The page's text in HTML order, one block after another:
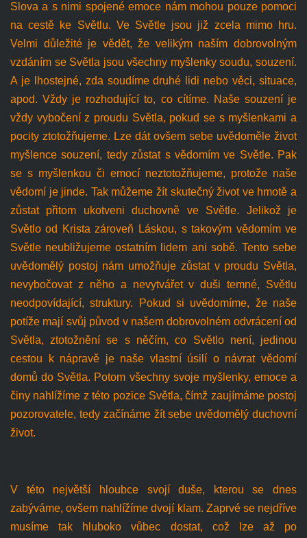
Slova a s nimi spojené emoce nám mohou pouze pomoci
na cestě ke Světlu. Ve Světle jsou již zcela mimo hru.
Velmi důležité je vědět, že velikým naším dobrovolným
vzdáním se Světla jsou všechny myšlenky soudu, souzení.
A je lhostejné, zda soudíme druhé lidi nebo věci, situace,
apod. Vždy je rozhodující to, co cítíme. Naše souzení je
vždy vybočení z proudu Světla, pokud se s myšlenkami a
pocity ztotožňujeme. Lze dát ovšem sebe uvědoměle život
myšlence souzení, tedy zůstat s vědomím ve Světle. Pak
se s myšlenkou či emocí neztotožňujeme, protože naše
vědomí je jinde. Tak můžeme žít skutečný život ve hmotě a
zůstat přitom ukotveni duchovně ve Světle. Jelikož je
Světlo od Krista zároveň Láskou, s takovým vědomím ve
Světle neubližujeme ostatním lidem ani sobě. Tento sebe
uvědomělý postoj nám umožňuje zůstat v proudu Světla,
nevybočovat z něho a nevytvářet v duši temné, Světlu
neodpovídající, struktury. Pokud si uvědomíme, že naše
potíže mají svůj původ v našem dobrovolném odvrácení od
Světla, ztotožnění se s něčím, co Světlo není, jedinou
cestou k nápravě je naše vlastní úsilí o návrat vědomí
domů do Světla. Potom všechny svoje myšlenky, emoce a
činy nahlížíme z této pozice Světla, čímž zaujímáme postoj
pozorovatele, tedy začínáme žít sebe uvědomělý duchovní
život.
V této největší hloubce svojí duše, kterou se dnes
zabýváme, ovšem nahlížíme dvojí klam. Zaprvé se nejdříve
musíme tak hluboko vůbec dostat, což lze až po